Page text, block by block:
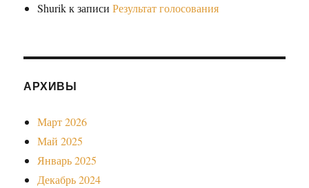
Shurikк записиРезультат голосования
АРХИВЫ
Март 2026
Май 2025
Январь 2025
Декабрь 2024